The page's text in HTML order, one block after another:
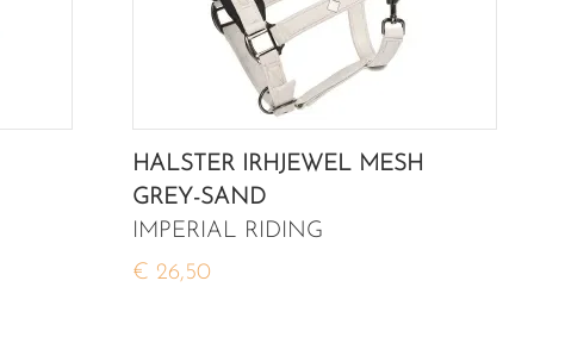
HALSTER IRHJEWEL MESH
GREY-SAND
IMPERIAL RIDING
€ 26,50